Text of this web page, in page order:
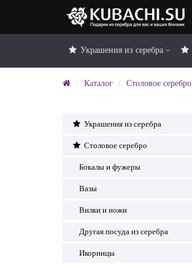
Украшения из серебра
Каталог Столовое серебро
Украшения из серебра
Столовое серебро
Бокалы и фужеры
Вазы
Вилки и ножи
Другая посуда из серебра
Икорницы